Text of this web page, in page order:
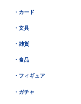
・カード
・文具
・雑貨
・食品
・フィギュア
・ガチャ